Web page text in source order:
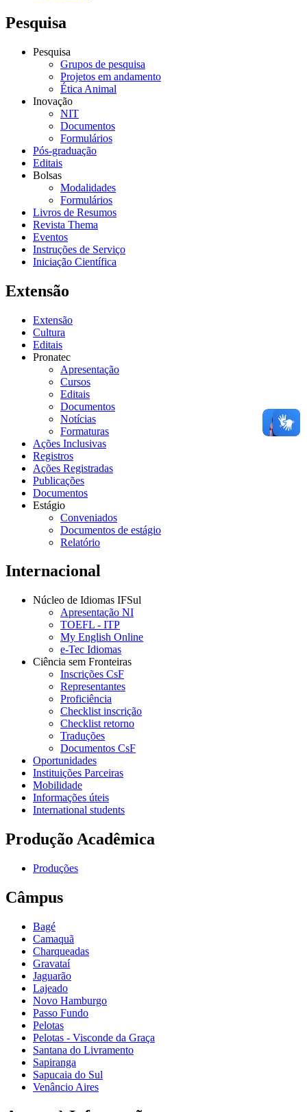
Pesquisa
Pesquisa
Grupos de pesquisa
Projetos em andamento
Ética Animal
Inovação
NIT
Documentos
Formulários
Pós-graduação
Editais
Bolsas
Modalidades
Formulários
Livros de Resumos
Revista Thema
Eventos
Instruções de Serviço
Iniciação Científica
Extensão
Extensão
Cultura
Editais
Pronatec
Apresentação
Cursos
Editais
Documentos
Notícias
Formaturas
Ações Inclusivas
Registros
Ações Registradas
Publicações
Documentos
Estágio
Conveniados
Documentos de estágio
Relatório
Internacional
Núcleo de Idiomas IFSul
Apresentação NI
TOEFL - ITP
My English Online
e-Tec Idiomas
Ciência sem Fronteiras
Inscrições CsF
Representantes
Proficiência
Checklist inscrição
Checklist retorno
Traduções
Documentos CsF
Oportunidades
Instituições Parceiras
Mobilidade
Informações úteis
International students
Produção Acadêmica
Produções
Câmpus
Bagé
Camaquã
Charqueadas
Gravataí
Jaguarão
Lajeado
Novo Hamburgo
Passo Fundo
Pelotas
Pelotas - Visconde da Graça
Santana do Livramento
Sapiranga
Sapucaia do Sul
Venâncio Aires